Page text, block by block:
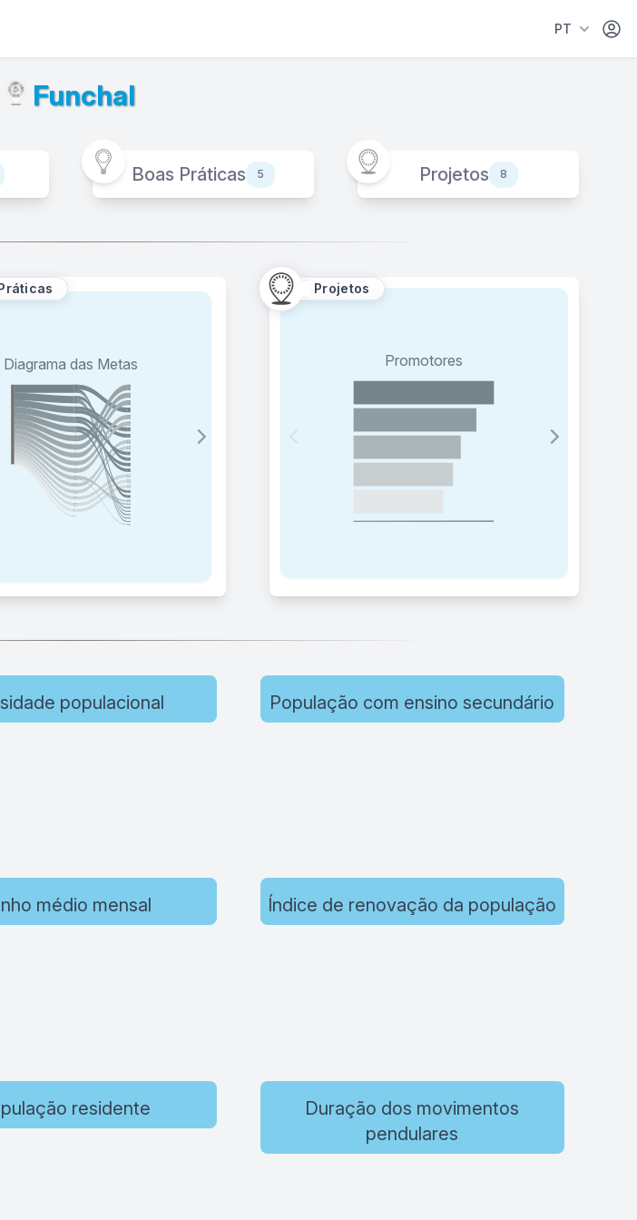
PT Área
Funchal
Boas Práticas 5 Projetos 8
dos ODS
Diagrama das Metas Polar das Boas Práticas
Promotores
Projetos
populacional População com ensino secundário
médio mensal Índice de renovação da população
residente
Duração dos movimentos
pendulares